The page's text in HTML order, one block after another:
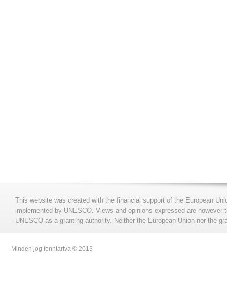
This website was created with the financial support of the European
implemented by UNESCO. Views and opinions expressed are
UNESCO as a granting authority. Neither the European Union nor the
Minden jog fenntartva © 2013